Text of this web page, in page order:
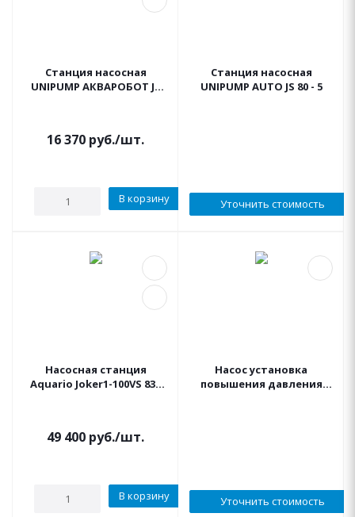
Станция насосная
UNIPUMP АКВАРОБОТ JS
16 370 руб./шт.
В корзину
Станция насосная
UNIPUMP AUTO JS 80 - 5
Уточнить стоимость
Насосная станция
Aquario Joker1-100VS 830
49 400 руб./шт.
В корзину
Насос установка
повышения давления
Уточнить стоимость